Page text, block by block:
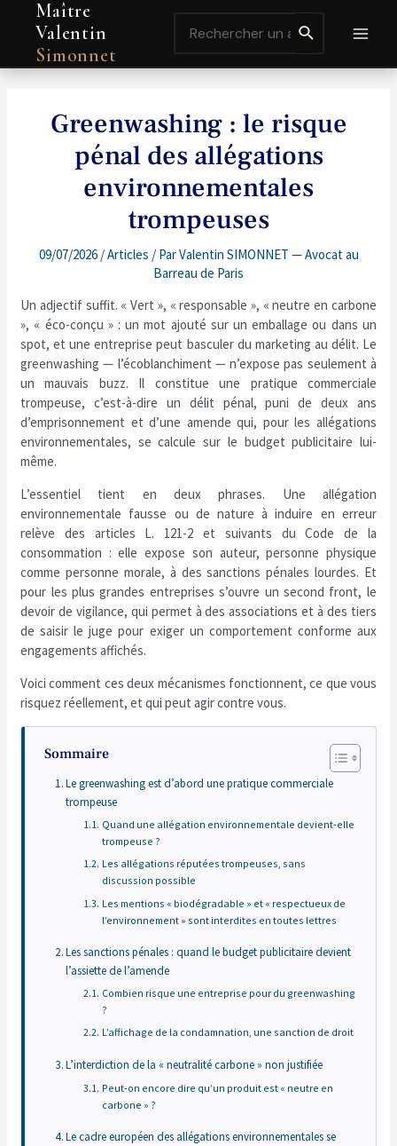
contenu
Maître
Valentin
Simonnet
for:
Greenwashing : le risque
pénal des allégations
environnementales
trompeuses
09/07/2026 /Articles / ParValentin SIMONNET — Avocat au
Barreau de Paris
Un adjectif suffit. « Vert », « responsable », « neutre en carbone
», « éco-conçu » : un mot ajouté sur un emballage ou dans un
spot, et une entreprise peut basculer du marketing au délit. Le
greenwashing — l’écoblanchiment — n’expose pas seulement à
un mauvais buzz. Il constitue une pratique commerciale
trompeuse, c’est-à-dire un délit pénal, puni de deux ans
d’emprisonnement et d’une amende qui, pour les allégations
environnementales, se calcule sur le budget publicitaire lui-
même.
L’essentiel tient en deux phrases. Une allégation
environnementale fausse ou de nature à induire en erreur
relève des articles L. 121-2 et suivants du Code de la
consommation : elle expose son auteur, personne physique
comme personne morale, à des sanctions pénales lourdes. Et
pour les plus grandes entreprises s’ouvre un second front, le
devoir de vigilance, qui permet à des associations et à des tiers
de saisir le juge pour exiger un comportement conforme aux
engagements affichés.
Voici comment ces deux mécanismes fonctionnent, ce que vous
risquez réellement, et qui peut agir contre vous.
Sommaire
Le greenwashing est d’abord une pratique commerciale
trompeuse
Quand une allégation environnementale devient-elle
trompeuse ?
Les allégations réputées trompeuses, sans
discussion possible
Les mentions « biodégradable » et « respectueux de
l’environnement » sont interdites en toutes lettres
Les sanctions pénales : quand le budget publicitaire devient
l’assiette de l’amende
Combien risque une entreprise pour du greenwashing
?
L’affichage de la condamnation, une sanction de droit
L’interdiction de la « neutralité carbone » non justifiée
Peut-on encore dire qu’un produit est « neutre en
carbone » ?
Le cadre européen des allégations environnementales se
Navigation
de